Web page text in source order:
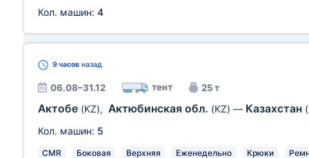
Кол. машин: 4
9 часов назад
06.08–31.12 тент 25 т
Актобе (KZ), Актюбинская обл. (KZ) — Казахстан
Кол. машин: 5
CMR Боковая Верхняя Еженедельно Крюки